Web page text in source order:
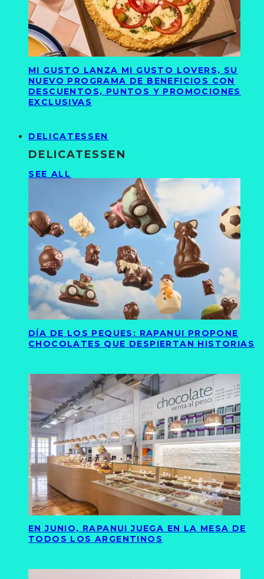
MI GUSTO LANZA MI GUSTO LOVERS, SU
NUEVO PROGRAMA DE BENEFICIOS CON
DESCUENTOS, PUNTOS Y PROMOCIONES
EXCLUSIVAS
DELICATESSEN
DELICATESSEN
SEE ALL
DÍA DE LOS PEQUES: RAPANUI PROPONE
CHOCOLATES QUE DESPIERTAN HISTORIAS
EN JUNIO, RAPANUI JUEGA EN LA MESA DE
TODOS LOS ARGENTINOS